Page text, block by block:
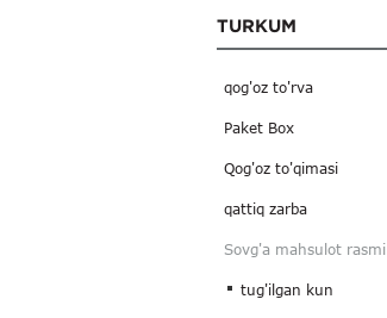
TURKUM
qog'oz to'rva
Paket Box
Qog'oz to'qimasi
qattiq zarba
Sovg'a mahsulot rasmi
tug'ilgan kun